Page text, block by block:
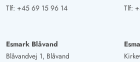
Tlf: +45 69 15 96 14
Tlf:
Esmark Blåvand
Blåvandvej 1, Blåvand